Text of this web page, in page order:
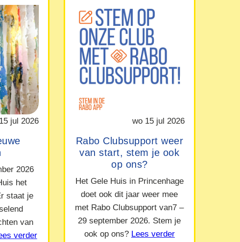
jul 2026
2026
het
staat je
van
verder
wo 15 jul 2026
Rabo Clubsupport weer
van start, stem je ook
op ons?
Het Gele Huis in Princenhage
doet ook dit jaar weer mee
met Rabo Clubsupport van7 –
29 september 2026. Stem je
ook op ons? Lees verder